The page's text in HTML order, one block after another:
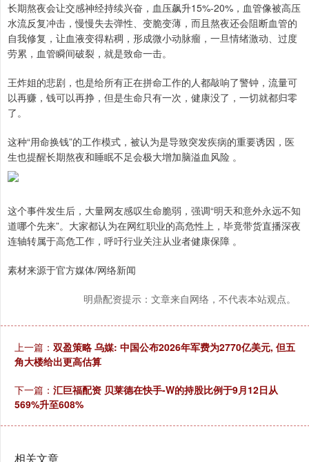
长期熬夜会让交感神经持续兴奋，血压飙升15%-20%，血管像被高压
水流反复冲击，慢慢失去弹性、变脆变薄，而且熬夜还会阻断血管的
自我修复，让血液变得粘稠，形成微小动脉瘤，一旦情绪激动、过度
劳累，血管瞬间破裂，就是致命一击。
王炸姐的悲剧，也是给所有正在拼命工作的人都敲响了警钟，流量可
以再赚，钱可以再挣，但是生命只有一次，健康没了，一切就都归零
了。
这种“用命换钱”的工作模式，被认为是导致突发疾病的重要诱因，医
生也提醒长期熬夜和睡眠不足会极大增加脑溢血风险 。
这个事件发生后，大量网友感叹生命脆弱，强调“明天和意外永远不知
道哪个先来”。大家都认为在网红职业的高危性上，毕竟带货直播深夜
连轴转属于高危工作，呼吁行业关注从业者健康保障 。
素材来源于官方媒体/网络新闻
明鼎配资提示：文章来自网络，不代表本站观点。
上一篇： 双盈策略 乌媒: 中国公布2026年军费为2770亿美元, 但五
角大楼给出更高估算
下一篇： 汇巨福配资 贝莱德在快手-W的持股比例于9月12日从
569%升至608%
相关文章